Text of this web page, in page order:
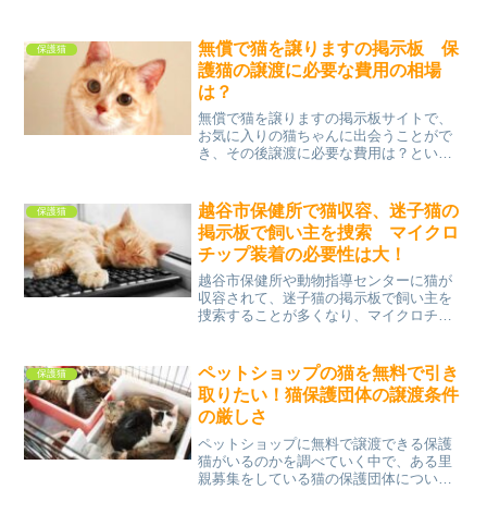
と思うので、使用される時の注意事項な
どを確認して、家族の一員...
保護猫
無償で猫を譲りますの掲示板 保
護猫の譲渡に必要な費用の相場
は？
無償で猫を譲りますの掲示板サイトで、
お気に入りの猫ちゃんに出会うことがで
き、その後譲渡に必要な費用は？という
飼い主さんに育てられ、病気などになら
ずに成長してきました。保...
保護猫
越谷市保健所で猫収容、迷子猫の
掲示板で飼い主を捜索 マイクロ
チップ装着の必要性は大！
越谷市保健所や動物指導センターに猫が
収容されて、迷子猫の掲示板で飼い主を
捜索することが多くなり、マイクロチッ
谷市・川口市（中核市）は、独自に犬猫
に関する行政事務を行って...
保護猫
ペットショップの猫を無料で引き
取りたい！猫保護団体の譲渡条件
の厳しさ
ペットショップに無料で譲渡できる保護
猫がいるのかを調べていく中で、ある里
親募集をしている猫の保護団体について